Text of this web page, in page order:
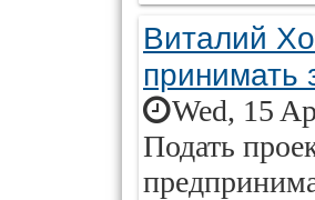
Виталий
принимать
Wed, 15
Подать